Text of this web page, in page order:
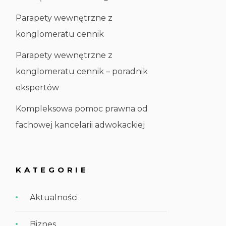
Parapety wewnętrzne z
konglomeratu cennik
Parapety wewnętrzne z
konglomeratu cennik – poradnik
ekspertów
Kompleksowa pomoc prawna od
fachowej kancelarii adwokackiej
KATEGORIE
Aktualności